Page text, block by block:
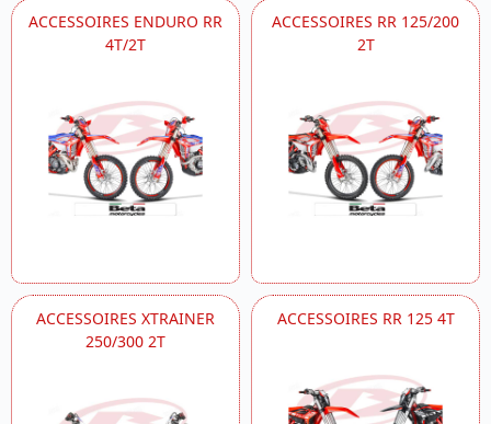
ACCESSOIRES ENDURO RR
4T/2T
ACCESSOIRES RR 125/200
2T
ACCESSOIRES XTRAINER
250/300 2T
ACCESSOIRES RR 125 4T